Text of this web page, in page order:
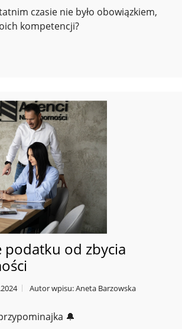
czasie nie było obowiązkiem,
kompetencji?
podatku od zbycia
Autor wpisu: Aneta Barzowska
🔔